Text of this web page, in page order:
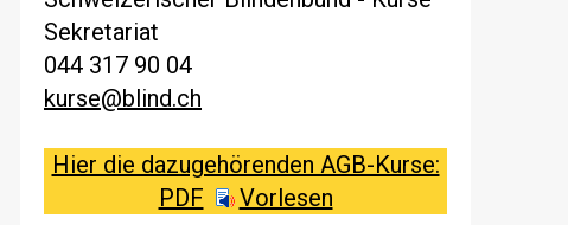
Sekretariat
044 317 90 04
kurse@blind.ch
Hier die dazugehörenden AGB-Kurse:
PDF
Vorlesen